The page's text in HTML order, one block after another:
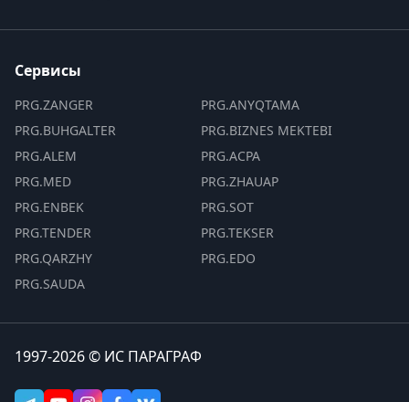
Сервисы
PRG.ZANGER
PRG.BUHGALTER
PRG.ALEM
PRG.MED
PRG.ENBEK
PRG.TENDER
PRG.QARZHY
PRG.SAUDA
PRG.ANYQTAMA
PRG.BIZNES MEKTEBI
PRG.ACPA
PRG.ZHAUAP
PRG.SOT
PRG.TEKSER
PRG.EDO
1997-2026 © ИС ПАРАГРАФ